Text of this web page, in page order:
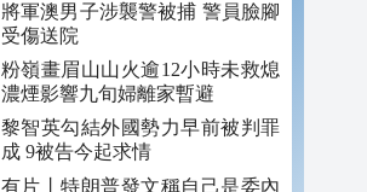
將軍澳男子涉襲警被捕 警員臉腳
受傷送院
粉嶺畫眉山山火逾12小時未救熄
濃煙影響九旬婦離家暫避
黎智英勾結外國勢力早前被判罪
成 9被告今起求情
有片丨特朗普發文稱自己是委內